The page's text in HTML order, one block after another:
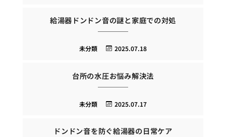
給湯器ドンドン音の謎と家庭での対処
2025.07.18
未分類
台所の水圧お悩み解決法
2025.07.17
未分類
ドンドン音を防ぐ給湯器の日常ケア